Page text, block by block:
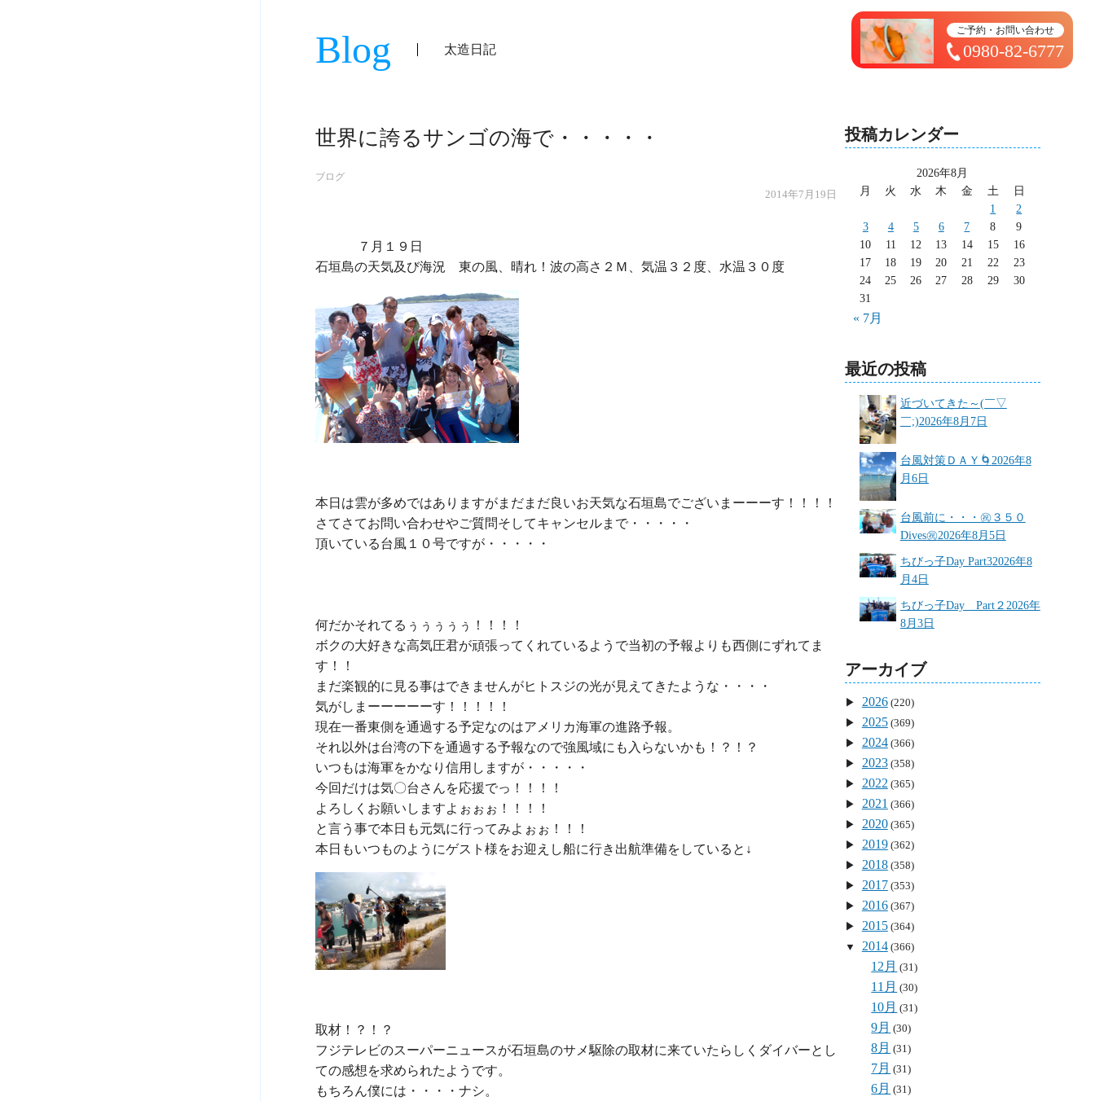
ご予約・お問い合わせ
0980-82-6777
トップページ ＞ 太造日記
Blog 太造日記
世界に誇るサンゴの海で・・・・・
ブログ
2014年7月19日
本日は雲が多めではありますがまだまだ良いお天気な石垣島でございまーーーす！！！！
さてさてお問い合わせやご質問そしてキャンセルまで・・・・・
頂いている台風１０号ですが・・・・・
何だかそれてるぅぅぅぅぅ！！！！
ボクの大好きな高気圧君が頑張ってくれているようで当初の予報よりも西側にずれてま
す！！
まだ楽観的に見る事はできませんがヒトスジの光が見えてきたような・・・・
気がしまーーーーーす！！！！！
現在一番東側を通過する予定なのはアメリカ海軍の進路予報。
それ以外は台湾の下を通過する予報なので強風域にも入らないかも！？！？
いつもは海軍をかなり信用しますが・・・・・
今回だけは気〇台さんを応援でっ！！！！
よろしくお願いしますよぉぉぉ！！！！
と言う事で本日も元気に行ってみよぉぉ！！！
取材！？！？
フジテレビのスーパーニュースが石垣島のサメ駆除の取材に来ていたらしくダイバーとし
ての感想を求められたようです。
もちろん僕には・・・・ナシ。
投稿カレンダー
2026年8月
月
火 水 木 金 土
日
1
2
3
4 5 6 7 8
9
10
11 12 13 14 15
16
17
18 19 20 21 22
23
24
25 26 27 28 29
30
31
« 7月
最近の投稿
近づいてきた～(￣▽
￣;)2026年8月7日
台風対策ＤＡＹ🌀 2026年8
月6日
台風前に・・・㊗３５０
Dives㊗2026年8月5日
ちびっ子Day Part32026年8
月4日
ちびっ子Day Part２ 2026年
8月3日
アーカイブ
2026(220)
2025(369)
2024(366)
2023(358)
2022(365)
2021 (366)
2020(365)
2019(362)
2018(358)
2017(353)
2016(367)
2015(364)
2014(366)
12月 (31)
11月 (30)
10月 (31)
9月 (30)
8月 (31)
7月 (31)
6月 (31)